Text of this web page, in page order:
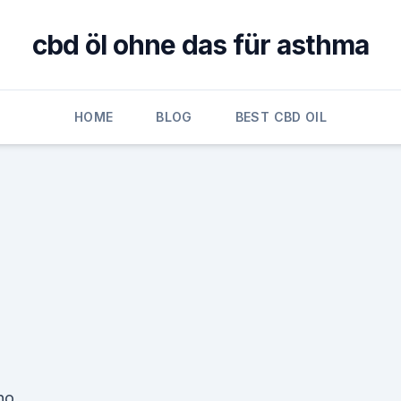
cbd öl ohne das für asthma
HOME BLOG BEST CBD OIL